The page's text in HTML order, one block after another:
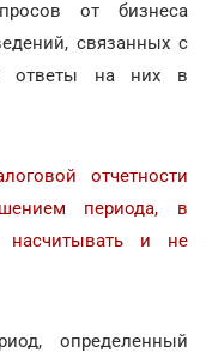
от бизнеса
связанных с
ответы на них в
отчетности
периода, в
насчитывать и не
определенный